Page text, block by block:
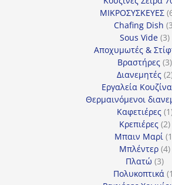
ΜΙΚΡΟΣΥΣΚΕΥΕΣ
Chafing Dish 3
Sous Vide 33
Αποχυμωτές &
Βραστήρες 33
Διανεμητές 2
Εργαλεία
Θερμαινόμενοι
Καφετιέρες 1
Κρεπιέρες 22
Μπαιν Μαρί 1
Μπλέντερ 44
Πλατώ 33
Πολυκοπτικά 1